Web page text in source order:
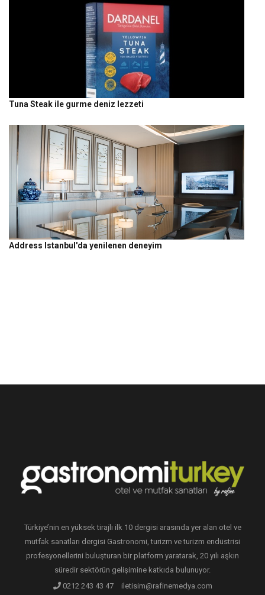
Tuna Steak ile gurme deniz lezzeti
Address Istanbul'da yenilenen deneyim
Türkiye’nin en yüksek tirajlı ilk 10 dergisi arasında yer alan otel ve
mutfak sanatları dergisi Gastronomi, turizm ve turizm endüstrisi
profesyonellerini buluşturan bir platform yaratarak, 20 yılı aşkın
süredir sektörün gelişimine katkıda bulunuyor.
0212 243 43 47
iletisim@rafinemedya.com